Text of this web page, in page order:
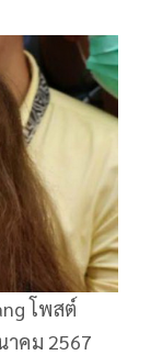
โพสต์
คม 2567